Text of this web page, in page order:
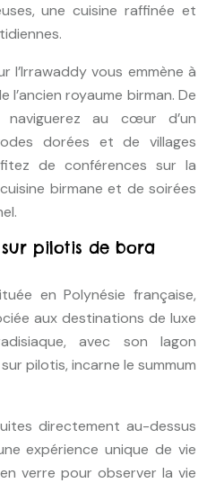
une cuisine raffinée et
l’Irrawaddy vous emmène à
royaume birman. De
naviguerez au cœur d’un
dorées et de villages
de conférences sur la
birmane et de soirées
sur pilotis de bora
en Polynésie française,
aux destinations de luxe
avec son lagon
pilotis, incarne le summum
directement au-dessus
expérience unique de vie
verre pour observer la vie